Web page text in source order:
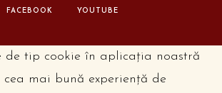
FACEBOOK YOUTUBE
de tip cookie în aplicația noastră
mai bună experiență de